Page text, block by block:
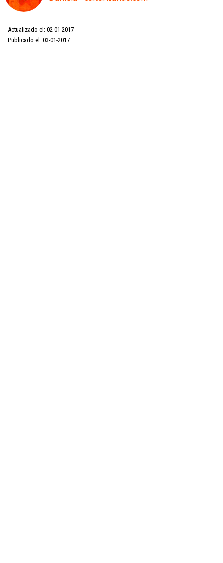
Actualizado el: 02-01-2017
Publicado el: 03-01-2017